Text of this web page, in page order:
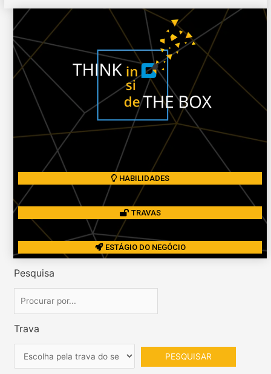
HABILIDADES
TRAVAS
ESTÁGIO DO NEGÓCIO
Pesquisa
Trava